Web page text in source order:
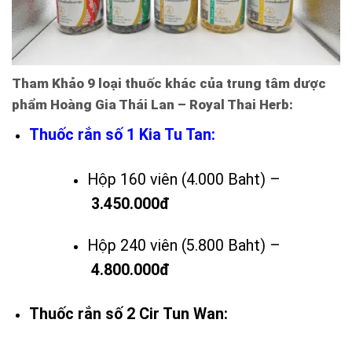
Tham Khảo 9 loại thuốc khác của trung tâm dược
phẩm Hoàng Gia Thái Lan – Royal Thai Herb:
Thuốc rắn số 1 Kia Tu Tan:
Hộp 160 viên (4.000 Baht) –
3.450.000đ
Hộp 240 viên (5.800 Baht) –
4.800.000đ
Thuốc rắn số 2 Cir Tun Wan: